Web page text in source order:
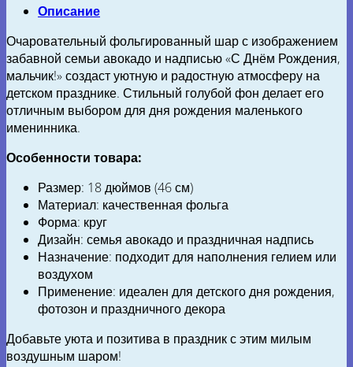
Описание
Очаровательный фольгированный шар с изображением
забавной семьи авокадо и надписью «С Днём Рождения,
мальчик!» создаст уютную и радостную атмосферу на
детском празднике. Стильный голубой фон делает его
отличным выбором для дня рождения маленького
именинника.
Особенности товара:
Размер: 18 дюймов (46 см)
Материал: качественная фольга
Форма: круг
Дизайн: семья авокадо и праздничная надпись
Назначение: подходит для наполнения гелием или
воздухом
Применение: идеален для детского дня рождения,
фотозон и праздничного декора
Добавьте уюта и позитива в праздник с этим милым
воздушным шаром!